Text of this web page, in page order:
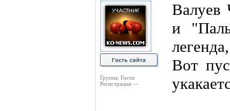
Группа: Гости
Регистрация: --
Валуев
и
Вот